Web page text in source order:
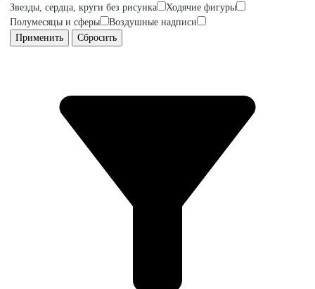
Звезды, сердца, круги без рисунка
Ходячие фигуры
Полумесяцы и сферы
Воздушные надписи
Применить
Сбросить